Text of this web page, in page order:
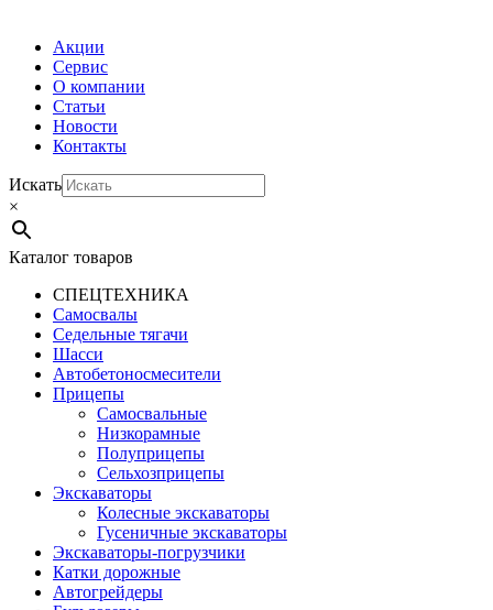
Акции
Сервис
О компании
Статьи
Новости
Контакты
Искать
×
Каталог товаров
СПЕЦТЕХНИКА
Самосвалы
Седельные тягачи
Шасси
Автобетоно­смесители
Прицепы
Самосвальные
Низкорамные
Полуприцепы
Сельхозприцепы
Экскаваторы
Колесные экскаваторы
Гусеничные экскаваторы
Экскаваторы-погрузчики
Катки дорожные
Автогрейдеры